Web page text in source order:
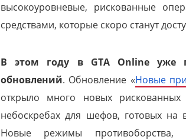
высокоуровневые, рискованные
средствами, которые скоро станут
В этом году в GTA Online уже
обновлений. Обновление «Новые
открыло много новых
небоскребах для шефов, готовых
Новые режимы